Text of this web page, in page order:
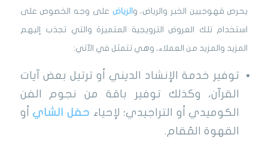
يحرص قهوجيين الخبر والرياض، و الرياض على وجه الخصوص على
استخدام تلك العروض الترويجية المتميزة والتي تجذب إليهم
المزيد والمزيد من العملاء، وهي تتمثل في الآتي:
توفير خدمة الإنشاد الديني أو ترتيل بعض آيات
القرآن، وكذلك توفير باقة من نجوم الفن
الكوميدي أو التراجيدي؛ لإحياء حفل الشايأو
القهوة المُقام.